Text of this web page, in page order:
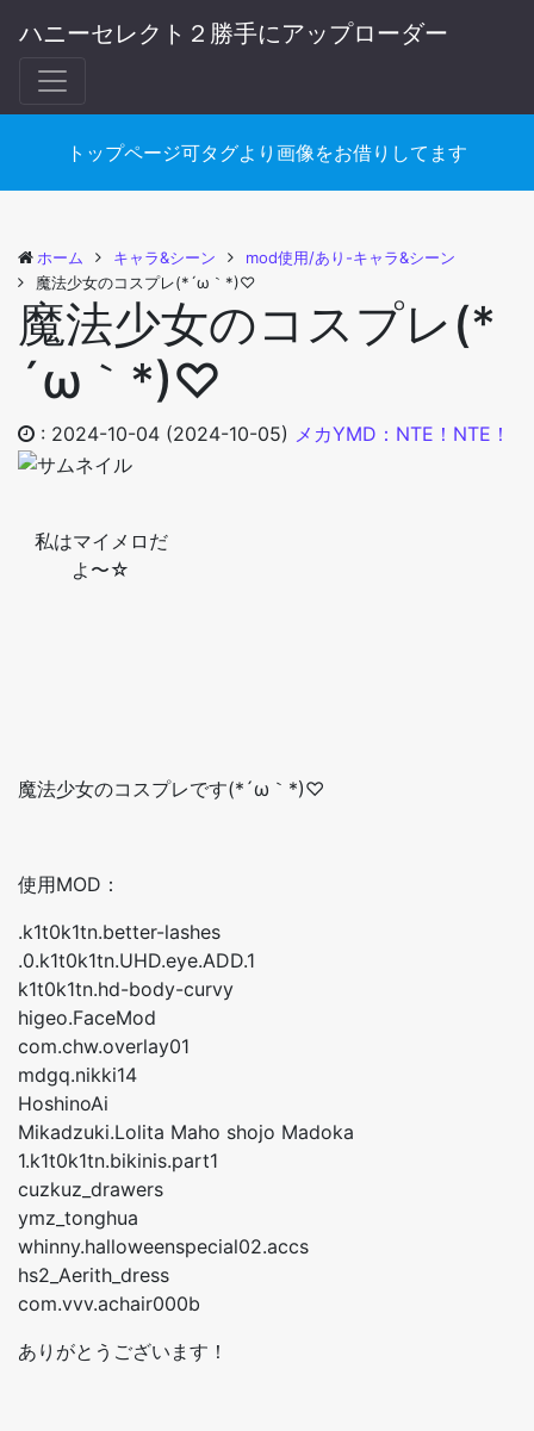
ハニーセレクト２勝手にアップローダー
トップページ可タグより画像をお借りしてます
ホーム キャラ&シーン
mod使用/あり-キャラ&シーン
魔法少女のコスプレ(*´ω｀*)♡
魔法少女のコスプレ(*
´ω｀*)♡
: 2024-10-04 (2024-10-05) メカYMD：NTE！NTE！
私はマイメロだ
よ〜☆
魔法少女のコスプレです(*´ω｀*)♡
使用MOD：
.k1t0k1tn.better-lashes
.0.k1t0k1tn.UHD.eye.ADD.1
k1t0k1tn.hd-body-curvy
higeo.FaceMod
com.chw.overlay01
mdgq.nikki14
HoshinoAi
Mikadzuki.Lolita Maho shojo Madoka
1.k1t0k1tn.bikinis.part1
cuzkuz_drawers
ymz_tonghua
whinny.halloweenspecial02.accs
hs2_Aerith_dress
com.vvv.achair000b
ありがとうございます！